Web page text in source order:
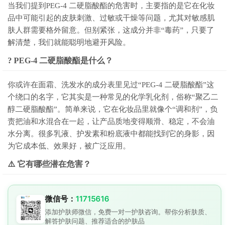
当我们提到PEG-4 二硬脂酸酯的危害时，主要指的是它在化妆
品中可能引起的皮肤刺激、过敏或干燥等问题，尤其对敏感肌
肤人群需要格外留意。但别紧张，这成分并非“毒药”，只要了
解清楚，我们就能聪明地避开风险。
? PEG-4 二硬脂酸酯是什么？
你或许在面霜、洗发水的成分表里见过“PEG-4 二硬脂酸酯”这
个绕口的名字，它其实是一种常见的化学乳化剂，俗称“聚乙二
醇二硬脂酸酯”。简单来说，它在化妆品里就像个“调和剂”，负
责把油和水混合在一起，让产品质地变得顺滑、稳定，不会油
水分离。很多乳液、护发素和粉底液中都能找到它的身影，因
为它成本低、效果好，被广泛应用。
⚠️ 它有哪些潜在危害？
微信号： 11715616
添加护肤师微信，免费一对一护肤咨询。帮你分析肤质、
解答护肤问题、推荐适合的护肤品